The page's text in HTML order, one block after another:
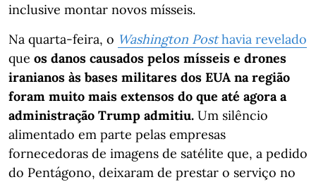
inclusive montar novos mísseis.
Na quarta-feira, o Washington Posthavia revelado
que os danos causados pelos mísseis e drones
iranianos às bases militares dos EUA na região
foram muito mais extensos do que até agora a
administração Trump admitiu. Um silêncio
alimentado em parte pelas empresas
fornecedoras de imagens de satélite que, a pedido
do Pentágono, deixaram de prestar o serviço no